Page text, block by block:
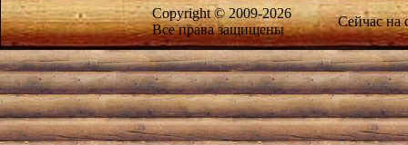
Copyright © 2009-2026
Все права защищены
Сейчас на